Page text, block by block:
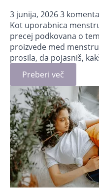
3 junija, 20263
Kot uporabnica
precej podkovana o
proizvede med
prosila, da pojasniš,
Preberi več